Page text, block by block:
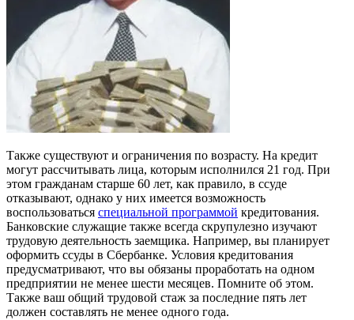
Также существуют и ограничения по возрасту. На кредит
могут рассчитывать лица, которым исполнился 21 год. При
этом гражданам старше 60 лет, как правило, в ссуде
отказывают, однако у них имеется возможность
воспользоваться специальной программой кредитования.
Банковские служащие также всегда скрупулезно изучают
трудовую деятельность заемщика. Например, вы планирует
оформить ссуды в Сбербанке. Условия кредитования
предусматривают, что вы обязаны проработать на одном
предприятии не менее шести месяцев. Помните об этом.
Также ваш общий трудовой стаж за последние пять лет
должен составлять не менее одного года.